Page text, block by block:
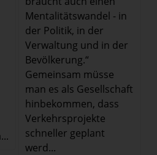
Mentalitätswandel - in
der Politik, in der
Verwaltung und in der
Bevölkerung.“
Gemeinsam müsse
man es als Gesellschaft
hinbekommen, dass
Verkehrsprojekte
schneller geplant
werd...